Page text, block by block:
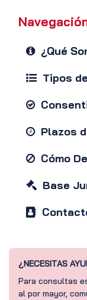
¿Qué
Tipos
Plazos
Cómo
Base
¿NECESITAS
Para consultas
al por mayor,